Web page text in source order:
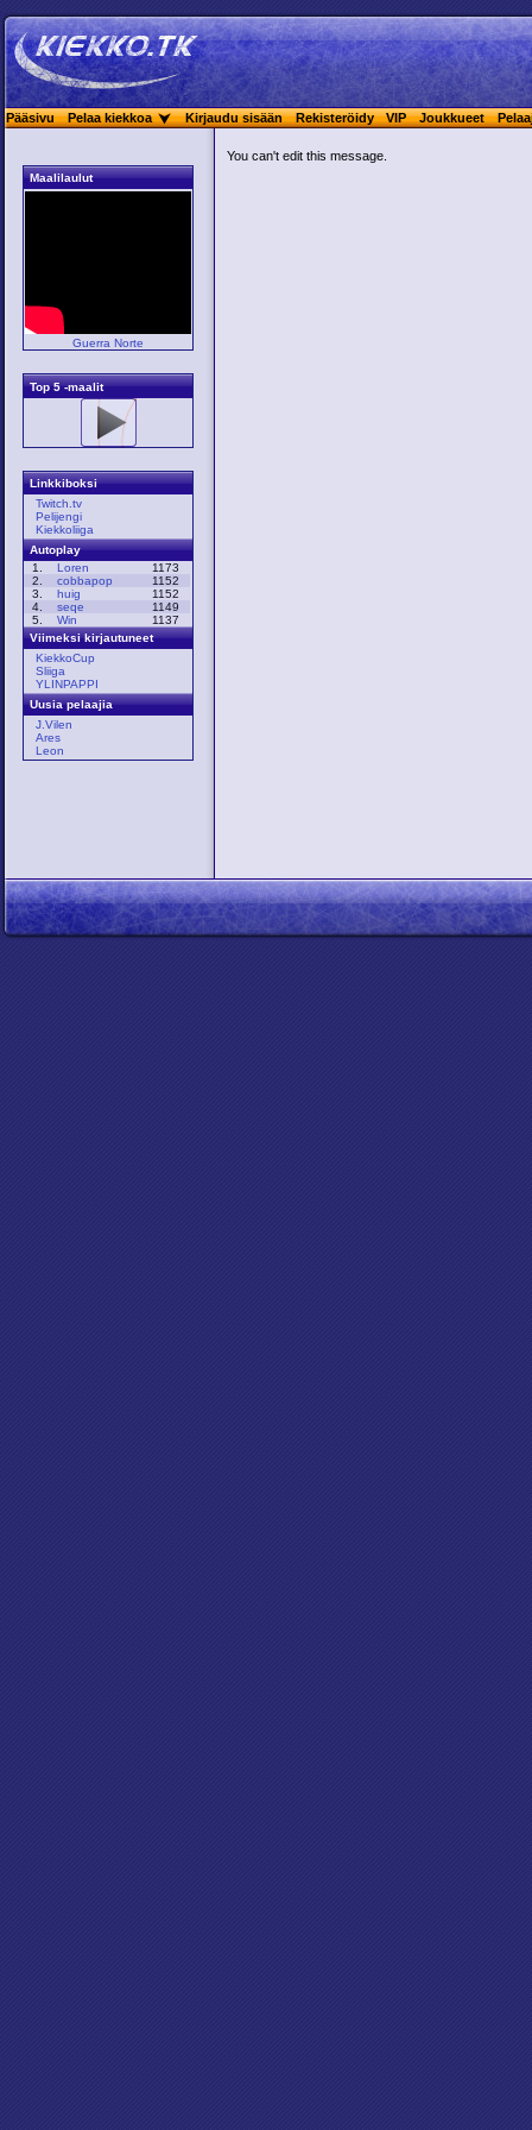
Pääsivu Pelaa kiekkoa Kirjaudu sisään Rekisteröidy VIP Joukkueet
Maalilaulut
Guerra Norte
Top 5 -maalit
Linkkiboksi
Twitch.tv
Pelijengi
Kiekkoliiga
Autoplay
1.
Loren
1173
2.
cobbapop
1152
3.
huig
1152
4.
seqe
1149
5.
Win
1137
Viimeksi kirjautuneet
KiekkoCup
Sliiga
YLINPAPPI
Uusia pelaajia
J.Vilen
Ares
Leon
You can't edit this message.